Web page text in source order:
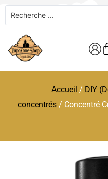
Accueil / DIY
concentrés / Concentré